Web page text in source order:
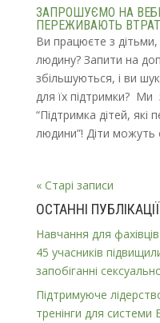
ЗАПРОШУЄМО НА
ПЕРЕЖИВАЮТЬ
Ви працюєте з дітьми,
людину? Запити на
збільшуються, і ви
для їх підтримки? Ми
“Підтримка дітей,
людини”! Діти можуть
« Старі записи
ОСТАННІ ПУБЛІКАЦІЇ
Навчання для
45 учасників
запобіганні
Підтримуюче
тренінги для системи